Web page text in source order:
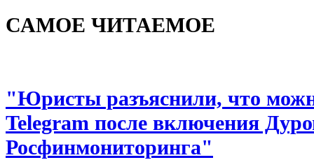
САМОЕ ЧИТАЕМОЕ
"Юристы разъяснили, что
Telegram после включения
Росфинмониторинга"